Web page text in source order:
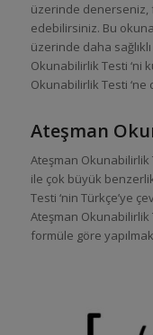
üzerinde denerseniz,
edebilirsiniz. Bu
üzerinde daha
Okunabilirlik Testi ‘ni
Okunabilirlik Testi ‘ne
Ateşman
Ateşman Okunabilirlik
ile çok büyük
Testi ‘nin Türkçe’ye
Ateşman Okunabilirlik
formüle göre